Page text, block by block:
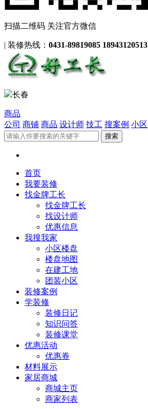
扫描二维码 关注官方微信
| 装修热线： 0431-89819085 18943120513
长春
商品
公司 商铺 商品 设计师 技工 搜案例 小区
首页
我要装修
找金牌工长
找金牌工长
找设计师
优惠信息
我搜我家
小区楼盘
楼盘地图
在建工地
团装小区
装修案例
学装修
装修日记
知识问答
装修课堂
优惠活动
优惠券
材料展示
家居商城
商城主页
商家列表